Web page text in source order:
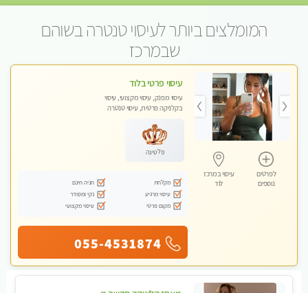
המומלצים ביותר לעיסוי טנטרה בשוהם
שבמרכז
לפרטים
נוספים
עיסוי במרכז
לוד
עיסוי פרטי בלוד
עיסוי מפנק, עיסוי מקצועי, עיסוי
בקלניקה פרטית, עיסוי טנטרה
פלטינה
מקלחת
חניה חינם
עיסוי מרגיע
נקי ומסודר
מקום פרטי
עיסוי מקצועי
055-4531874